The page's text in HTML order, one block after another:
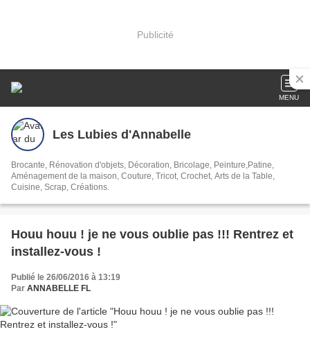
Publicité
MENU
Les Lubies d'Annabelle
Brocante, Rénovation d'objets, Décoration, Bricolage, Peinture,Patine,
Aménagement de la maison, Couture, Tricot, Crochet, Arts de la Table,
Cuisine, Scrap, Créations.
Houu houu ! je ne vous oublie pas !!! Rentrez et
installez-vous !
Publié le 26/06/2016 à 13:19
Par ANNABELLE FL